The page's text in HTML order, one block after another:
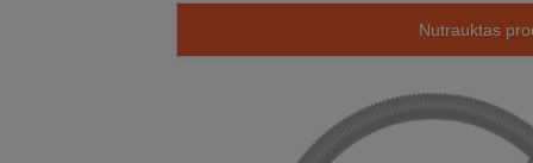
Nutrauktas